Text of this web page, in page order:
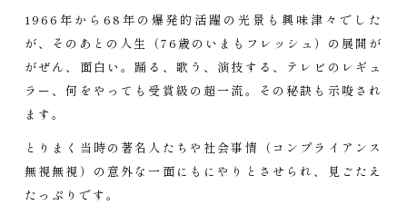
1966年から68年の爆発的活躍の光景も興味津々でした
が、そのあとの人生（76歳のいまもフレッシュ）の展開が
がぜん、面白い。踊る、歌う、演技する、テレビのレギュ
ラー、何をやっても受賞級の超一流。その秘訣も示唆され
ます。
とりまく当時の著名人たちや社会事情（コンプライアンス
無視無視）の意外な一面にもにやりとさせられ、見ごたえ
たっぷりです。